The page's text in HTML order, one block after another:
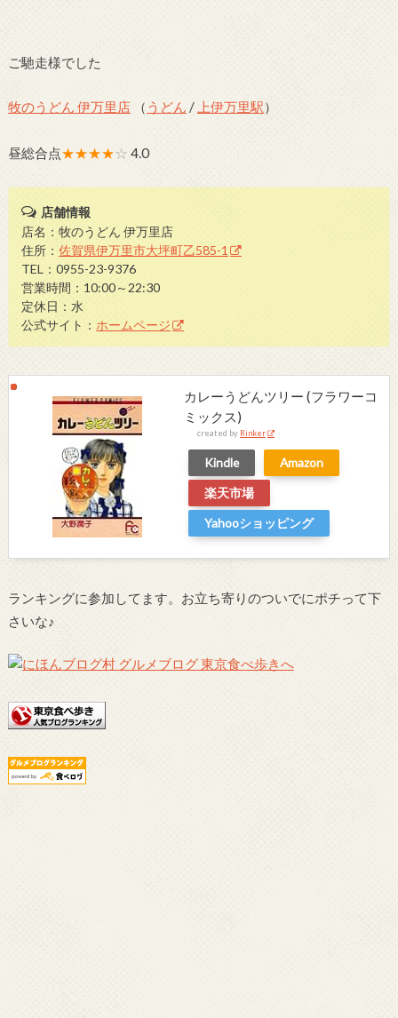
ご馳走様でした
牧のうどん 伊万里店（ うどん / 上伊万里駅）
昼総合点★★★★☆ 4.0
店舗情報
店名：牧のうどん 伊万里店
住所：佐賀県伊万里市大坪町乙585-1
TEL：0955-23-9376
営業時間：10:00～22:30
定休日：水
公式サイト： ホームページ
カレーうどんツリー (フラワーコ
ミックス)
created by Rinker
Kindle
Amazon
楽天市場
Yahooショッピング
ランキングに参加してます。お立ち寄りのついでにポチって下
さいな♪